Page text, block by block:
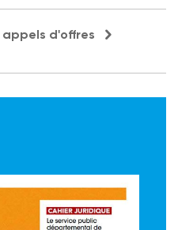
appels d'offres